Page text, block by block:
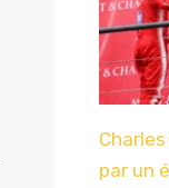
par un